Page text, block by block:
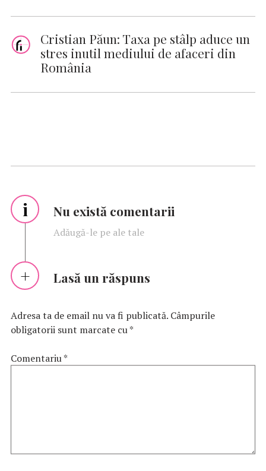
Cristian Păun: Taxa pe stâlp aduce un
stres inutil mediului de afaceri din
România
i Nu există comentarii
Adăugă-le pe ale tale
Lasă un răspuns
Adresa ta de email nu va fi publicată. Câmpurile
obligatorii sunt marcate cu*
Comentariu*